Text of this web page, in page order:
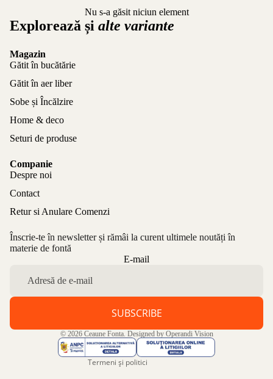
Nu s-a găsit niciun element
Explorează și alte variante
Magazin
Gătit în bucătărie
Gătit în aer liber
Sobe și Încălzire
Home & deco
Seturi de produse
Companie
Despre noi
Contact
Retur si Anulare Comenzi
Înscrie-te în newsletter și rămâi la curent ultimele noutăți în
materie de fontă
E-mail
SUBSCRIBE
© 2026 Ceaune Fonta. Designed by Operandi Vision
Termeni și politici
Politica de confidențialitate
Aviz legal